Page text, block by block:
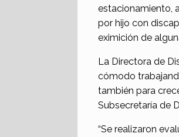
estacionamiento,
por hijo con
eximición de
La Directora de
cómodo
también para
Subsecretaría de
“Se realizaron